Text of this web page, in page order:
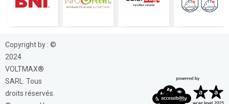
Copyright by : ©
2024
VOLTMAX®
SARL. Tous
droits réservés.